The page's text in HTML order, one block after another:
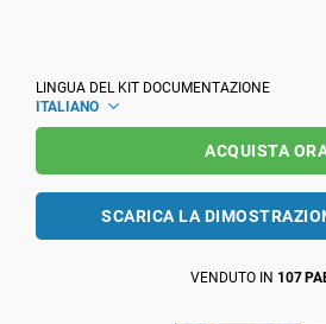
LINGUA DEL KIT DOCUMENTAZIONE
ITALIANO
ACQUISTA
SCARICA LA
VENDUTO IN 107